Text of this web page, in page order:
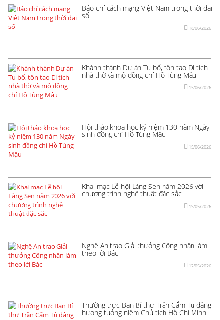
Báo chí cách mạng Việt Nam trong thời đại
số
18/06/2026
Khánh thành Dự án Tu bổ, tôn tạo Di tích
nhà thờ và mộ đồng chí Hồ Tùng Mậu
15/06/2026
Hội thảo khoa học kỷ niệm 130 năm Ngày
sinh đồng chí Hồ Tùng Mậu
15/06/2026
Khai mạc Lễ hội Làng Sen năm 2026 với
chương trình nghệ thuật đặc sắc
19/05/2026
Nghệ An trao Giải thưởng Công nhân làm
theo lời Bác
17/05/2026
Thường trực Ban Bí thư Trần Cẩm Tú dâng
hương tưởng niệm Chủ tịch Hồ Chí Minh